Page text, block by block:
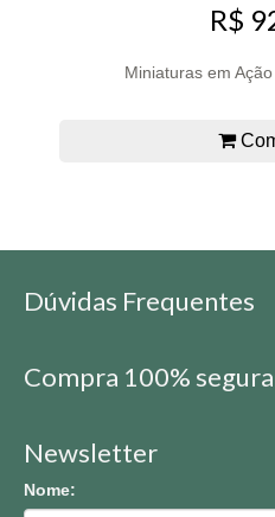
R$
Miniaturas em
Dúvidas Frequentes
Compra 100% segura
Newsletter
Nome: